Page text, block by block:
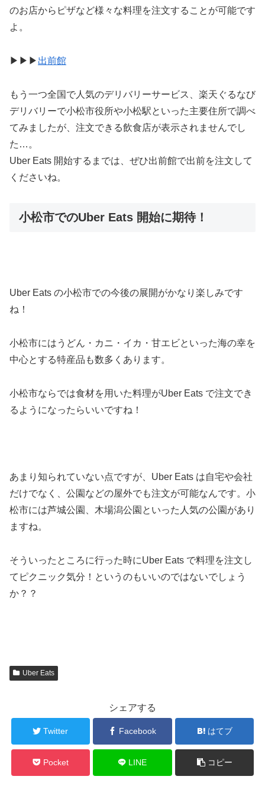
のお店からピザなど様々な料理を注文することが可能です
よ。
▶︎▶︎▶︎ 出前館
もう一つ全国で人気のデリバリーサービス、楽天ぐるなび
デリバリーで小松市役所や小松駅といった主要住所で調べ
てみましたが、注文できる飲食店が表示されませんでし
た…。
Uber Eats 開始するまでは、ぜひ出前館で出前を注文して
くださいね。
小松市でのUber Eats 開始に期待！
Uber Eats の小松市での今後の展開がかなり楽しみです
ね！
小松市にはうどん・カニ・イカ・甘エビといった海の幸を
中心とする特産品も数多くあります。
小松市ならでは食材を用いた料理がUber Eats で注文でき
るようになったらいいですね！
あまり知られていない点ですが、Uber Eats は自宅や会社
だけでなく、公園などの屋外でも注文が可能なんです。小
松市には芦城公園、木場潟公園といった人気の公園があり
ますね。
そういったところに行った時にUber Eats で料理を注文し
てピクニック気分！というのもいいのではないでしょう
か？？
Uber Eats
シェアする
Twitter Facebook はてブ
Pocket LINE コピー